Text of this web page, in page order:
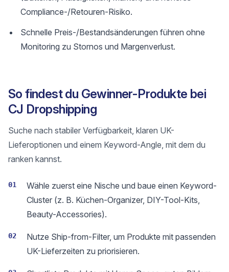
Compliance-/Retouren-Risiko.
Schnelle Preis-/Bestandsänderungen führen ohne
Monitoring zu Stornos und Margenverlust.
So findest du Gewinner-Produkte bei
CJ Dropshipping
Suche nach stabiler Verfügbarkeit, klaren UK-
Lieferoptionen und einem Keyword-Angle, mit dem du
ranken kannst.
01
Wähle zuerst eine Nische und baue einen Keyword-
Cluster (z. B. Küchen-Organizer, DIY-Tool-Kits,
Beauty-Accessories).
02
Nutze Ship-from-Filter, um Produkte mit passenden
UK-Lieferzeiten zu priorisieren.